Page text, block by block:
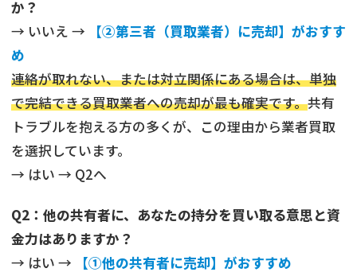
か？
→ いいえ →
【②第三者（買取業者）に売却】がおすす
め
連絡が取れない、または対立関係にある場合は、単独
で完結できる買取業者への売却が最も確実です。共有
トラブルを抱える方の多くが、この理由から業者買取
を選択しています。
→ はい → Q2へ
Q2：他の共有者に、あなたの持分を買い取る意思と資
金力はありますか？
→ はい →
【①他の共有者に売却】がおすすめ